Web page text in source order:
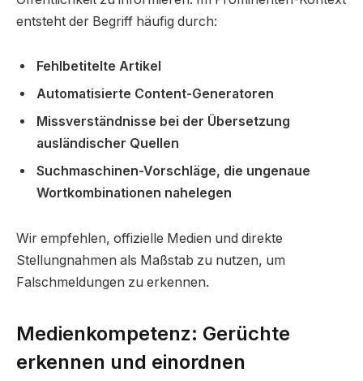
entsteht der Begriff häufig durch:
Fehlbetitelte Artikel
Automatisierte Content-Generatoren
Missverständnisse bei der Übersetzung
ausländischer Quellen
Suchmaschinen-Vorschläge, die ungenaue
Wortkombinationen nahelegen
Wir empfehlen, offizielle Medien und direkte
Stellungnahmen als Maßstab zu nutzen, um
Falschmeldungen zu erkennen.
Medienkompetenz: Gerüchte
erkennen und einordnen